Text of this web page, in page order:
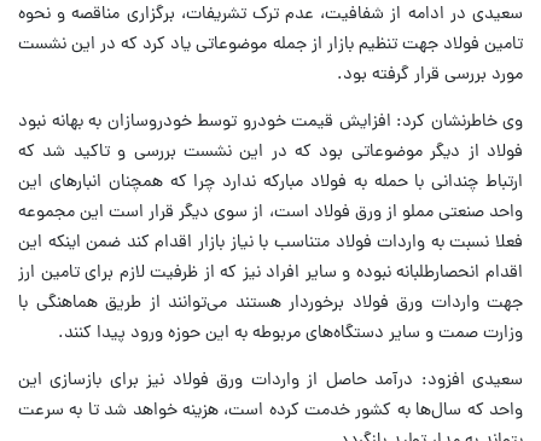
سعیدی در ادامه از شفافیت، عدم ترک تشریفات، برگزاری مناقصه و نحوه
تامین فولاد جهت تنظیم بازار از جمله موضوعاتی یاد کرد که در این نشست
مورد بررسی قرار گرفته بود.
وی خاطرنشان کرد: افزایش قیمت خودرو توسط خودروسازان به بهانه نبود
فولاد از دیگر موضوعاتی بود که در این نشست بررسی و تاکید شد که
ارتباط چندانی با حمله به فولاد مبارکه ندارد چرا که همچنان انبارهای این
واحد صنعتی مملو از ورق فولاد است، از سوی دیگر قرار است این مجموعه
فعلا نسبت به واردات فولاد متناسب با نیاز بازار اقدام کند ضمن اینکه این
اقدام انحصارطلبانه نبوده و سایر افراد نیز که از ظرفیت لازم برای تامین ارز
جهت واردات ورق فولاد برخوردار هستند می‌توانند از طریق هماهنگی با
وزارت صمت و سایر دستگاه‌های مربوطه به این حوزه ورود پیدا کنند.
سعیدی افزود: درآمد حاصل از واردات ورق فولاد نیز برای بازسازی این
واحد که سال‌ها به کشور خدمت کرده است، هزینه خواهد شد تا به سرعت